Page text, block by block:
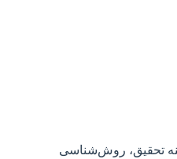
تحقیق، روش‌شناسی